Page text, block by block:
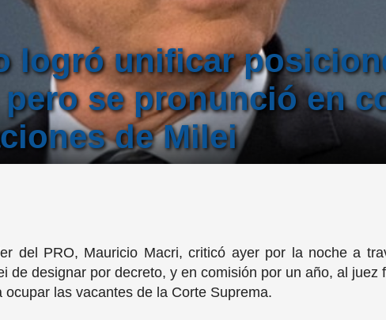
logró unificar
se pronunció en
de Milei
del PRO, Mauricio Macri, criticó ayer por la noche a
de designar por decreto, y en comisión por un año, al
ocupar las vacantes de la Corte Suprema.